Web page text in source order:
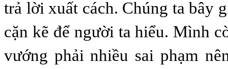
trả lời xuất cách. Chúng ta bây
cặn kẽ để người ta hiểu. Mình
vướng phải nhiều sai phạm